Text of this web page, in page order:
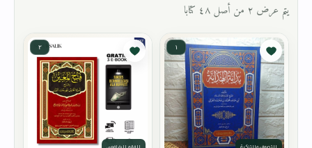
يتم عرض ٢ من أصل ٤٨ كتابا
١ ٢